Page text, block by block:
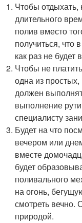
Чтобы отдыхать,
длительного
полив вместо
получиться, что
как раз не будет
Чтобы не
одна из
должен
выполнение
специалисту
Будет на что
вечером или
вместе
будет
поливального
на огонь,
смотреть вечно.
природой.